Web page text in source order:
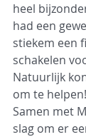
heel
had een
stiekem een
schakelen
Natuurlijk
om te helpen!
Samen met
slag om er